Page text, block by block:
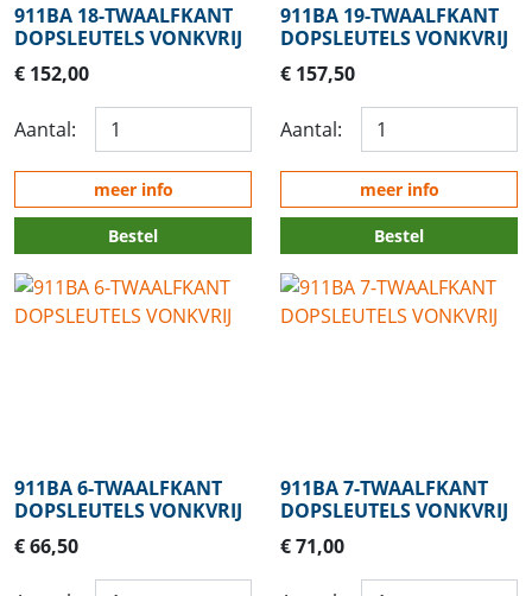
911BA 18-TWAALFKANT
DOPSLEUTELS VONKVRIJ
€ 152,00
Aantal:
meer info
Bestel
911BA 19-TWAALFKANT
DOPSLEUTELS VONKVRIJ
€ 157,50
Aantal:
meer info
Bestel
911BA 6-TWAALFKANT
DOPSLEUTELS VONKVRIJ
€ 66,50
911BA 7-TWAALFKANT
DOPSLEUTELS VONKVRIJ
€ 71,00